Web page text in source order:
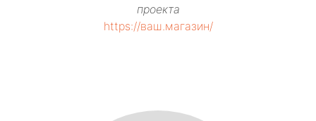
проекта
https://ваш.магазин/